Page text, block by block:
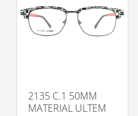
2135 C.1 50MM
MATERIAL ULTEM